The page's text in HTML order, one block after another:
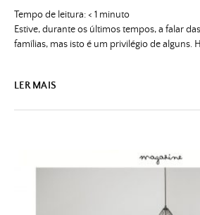
Tempo de leitura:< 1 minuto
Estive, durante os últimos tempos, a falar
famílias, mas isto é um privilégio de alguns.
LER MAIS